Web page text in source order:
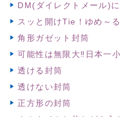
DM(ダイレクトメール)
スッと開けTie！ゆめ～
角形ガゼット封筒
可能性は無限大‼日本一
透ける封筒
透けない封筒
正方形の封筒